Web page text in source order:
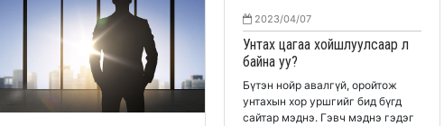
2023/04/07
Унтах цагаа хойшлуулсаар л
байна уу?
Бүтэн нойр авалгүй, оройтож
унтахын хор уршгийг бид бүгд
сайтар мэднэ. Гэвч мэднэ гэдэг